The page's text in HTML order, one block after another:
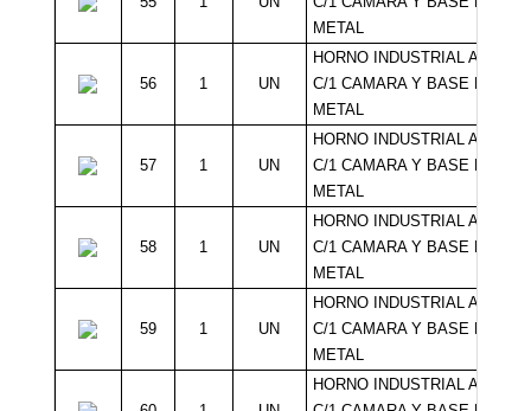
METAL
56 1 UN
HORNO INDUSTRIAL A GAS
C/1 CAMARA Y BASE DE
METAL
57 1 UN
HORNO INDUSTRIAL A GAS
C/1 CAMARA Y BASE DE
METAL
58 1 UN
HORNO INDUSTRIAL A GAS
C/1 CAMARA Y BASE DE
METAL
59 1 UN
HORNO INDUSTRIAL A GAS
C/1 CAMARA Y BASE DE
METAL
HORNO INDUSTRIAL A GAS